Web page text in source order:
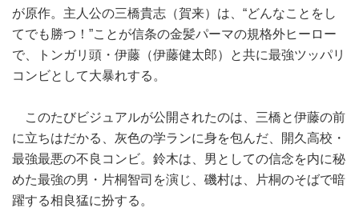
が原作。主人公の三橋貴志（賀来）は、“どんなことをし
てでも勝つ！”ことが信条の金髪パーマの規格外ヒーロー
で、トンガリ頭・伊藤（伊藤健太郎）と共に最強ツッパリ
コンビとして大暴れする。
このたびビジュアルが公開されたのは、三橋と伊藤の前
に立ちはだかる、灰色の学ランに身を包んだ、開久高校・
最強最悪の不良コンビ。鈴木は、男としての信念を内に秘
めた最強の男・片桐智司を演じ、磯村は、片桐のそばで暗
躍する相良猛に扮する。